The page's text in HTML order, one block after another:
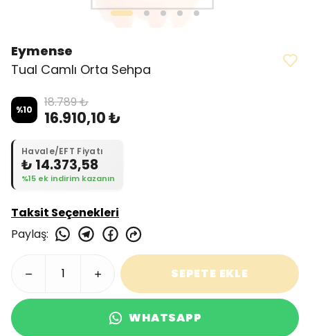
Eymense
Tual Camlı Orta Sehpa
%10 18.789 ₺
16.910,10 ₺
Havale/EFT Fiyatı
₺ 14.373,58
%15 ek indirim kazanın
Taksit Seçenekleri
Paylaş:
SEPETE EKLE
WHATSAPP